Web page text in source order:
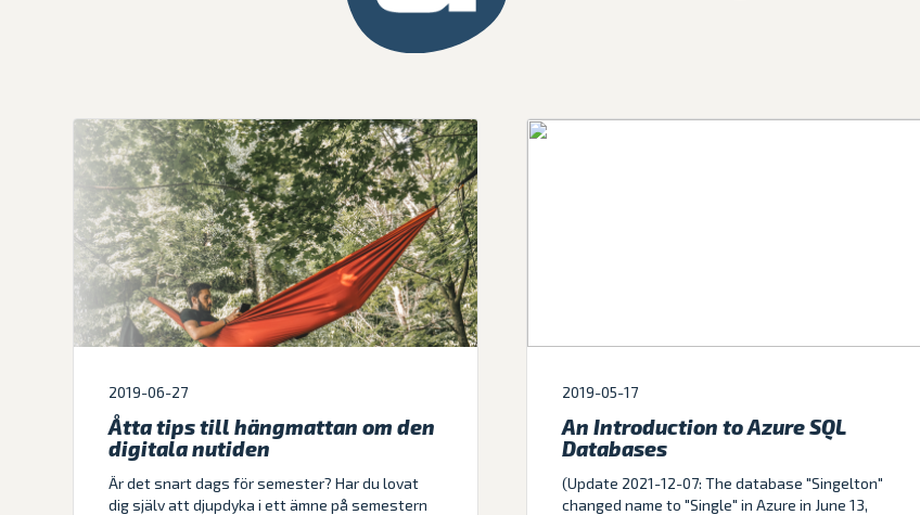
2019-06-27
Åtta tips till hängmattan om den
digitala nutiden
Är det snart dags för semester? Har du lovat
dig själv att djupdyka i ett ämne på semestern
2019-05-17
An Introduction to Azure SQL
Databases
(Update 2021-12-07: The database "Singelton"
changed name to "Single" in Azure in June 13,